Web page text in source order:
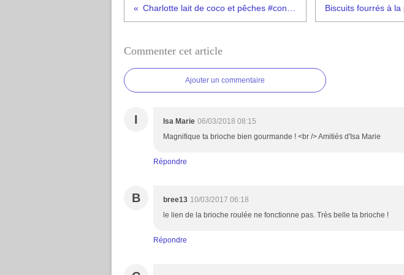
Commenter cet article
Ajouter un commentaire
I Isa Marie 06/03/2018 08:15
Magnifique ta brioche bien gourmande ! <br /> Amitiés d'Isa Marie
Répondre
B bree13 10/03/2017 06:18
le lien de la brioche roulée ne fonctionne pas. Très belle ta brioche !
Répondre